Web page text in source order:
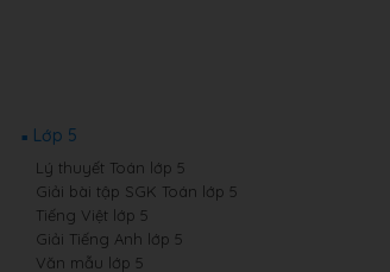
Lớp 5
Lý thuyết Toán lớp 5
Giải bài tập SGK Toán lớp 5
Tiếng Việt lớp 5
Giải Tiếng Anh lớp 5
Văn mẫu lớp 5